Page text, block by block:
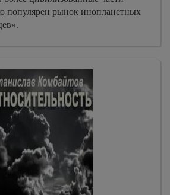
популярен рынок инопланетных